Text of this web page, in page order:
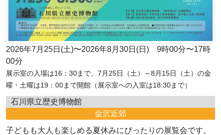
2026年7月25日(土)〜2026年8月30日(日) 9時00分〜17時
00分
展示室の入場は16：30まで。7月25日（土）～8月15日（土）の金
曜・土曜は19：00まで開館（展示室への入室は18:30まで）
石川県立歴史博物館
金沢近郊
子どもも大人も楽しめる夏休みにぴったりの展覧会です。